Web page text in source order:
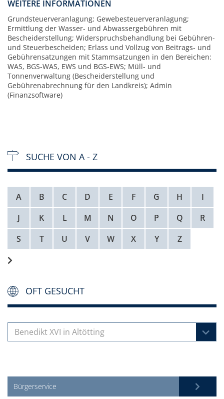
WEITERE INFORMATIONEN
Grundsteuerveranlagung; Gewebesteuerveranlagung;
Ermittlung der Wasser- und Abwassergebühren mit
Bescheiderstellung; Widerspruchsbehandlung bei Gebühren-
und Steuerbescheiden; Erlass und Vollzug von Beitrags- und
Gebührensatzungen mit Stammsatzungen in den Bereichen:
WAS, BGS-WAS, EWS und BGS-EWS; Müll- und
Tonnenverwaltung (Bescheiderstellung und
Gebührenabrechnung für den Landkreis); Admin
(Finanzsoftware)
SUCHE VON A - Z
A B C D E F G H
I
J
K L M N O P Q
R
S
T U V W X Y Z
OFT GESUCHT
Benedikt XVI in Altötting
Bürgerservice